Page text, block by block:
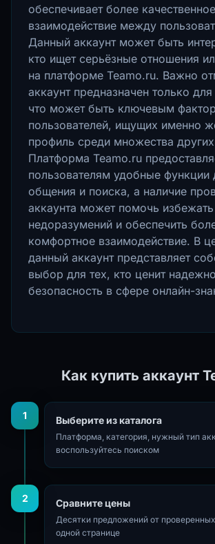
обеспечивает более качественное
взаимодействие между
Данный аккаунт может быть
кто ищет серьёзные отношения
на платформе Teamo.ru. Важно
аккаунт предназначен только
что может быть ключевым
пользователей, ищущих именно
профиль среди множества
Платформа Teamo.ru
пользователям удобные функции
общения и поиска, а наличие
аккаунта может помочь избежать
недоразумений и обеспечить
комфортное взаимодействие. В
данный аккаунт представляет
выбор для тех, кто ценит
безопасность в сфере онлайн-
Как купить аккаунт
1 Выберите из каталога
Платформа, категория, нужный тип
воспользуйтесь поиском
2 Сравните цены
Десятки предложений от
одной странице